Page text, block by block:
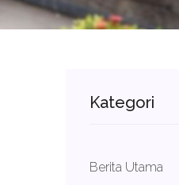
Kategori
Berita Utama